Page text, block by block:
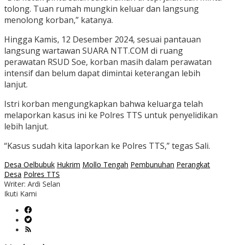
tolong. Tuan rumah mungkin keluar dan langsung
menolong korban,” katanya.
Hingga Kamis, 12 Desember 2024, sesuai pantauan
langsung wartawan SUARA NTT.COM di ruang
perawatan RSUD Soe, korban masih dalam perawatan
intensif dan belum dapat dimintai keterangan lebih
lanjut.
Istri korban mengungkapkan bahwa keluarga telah
melaporkan kasus ini ke Polres TTS untuk penyelidikan
lebih lanjut.
“Kasus sudah kita laporkan ke Polres TTS,” tegas Sali.
Desa Oelbubuk Hukrim Mollo Tengah Pembunuhan Perangkat
Desa Polres TTS
Writer: Ardi Selan
Ikuti Kami